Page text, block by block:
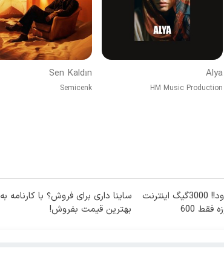
Alya
HM Music Production
Sen Kaldın
Semicenk
⏳فرصت محدود!! 3000گیگ اینترنت
خانگی 180 روزه فقط 600
ساینا داری برای فروش؟ با کارنامه به
بهترین قیمت بفروش!